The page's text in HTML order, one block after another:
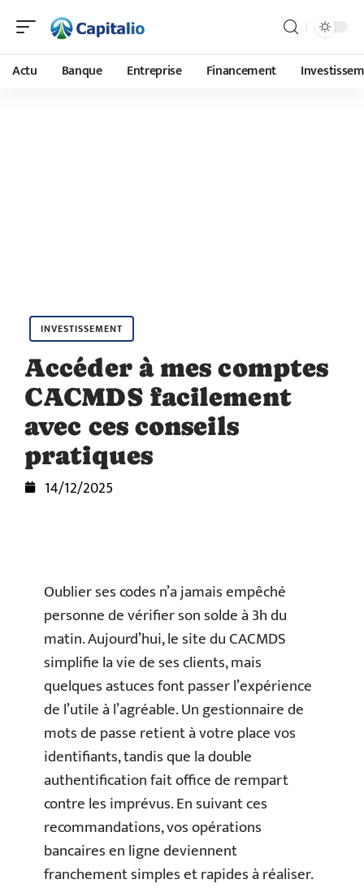
Actu Banque Entreprise Financement
INVESTISSEMENT
Accéder à mes comptes
CACMDS facilement
avec ces conseils
pratiques
14/12/2025
Oublier ses codes n’a jamais empêché
personne de vérifier son solde à 3h du
matin. Aujourd’hui, le site du CACMDS
simplifie la vie de ses clients, mais
quelques astuces font passer l’expérience
de l’utile à l’agréable. Un gestionnaire de
mots de passe retient à votre place vos
identifiants, tandis que la double
authentification fait office de rempart
contre les imprévus. En suivant ces
recommandations, vos opérations
bancaires en ligne deviennent
franchement simples et rapides à réaliser.